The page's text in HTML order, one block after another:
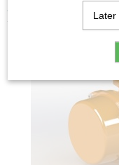
Home
Later